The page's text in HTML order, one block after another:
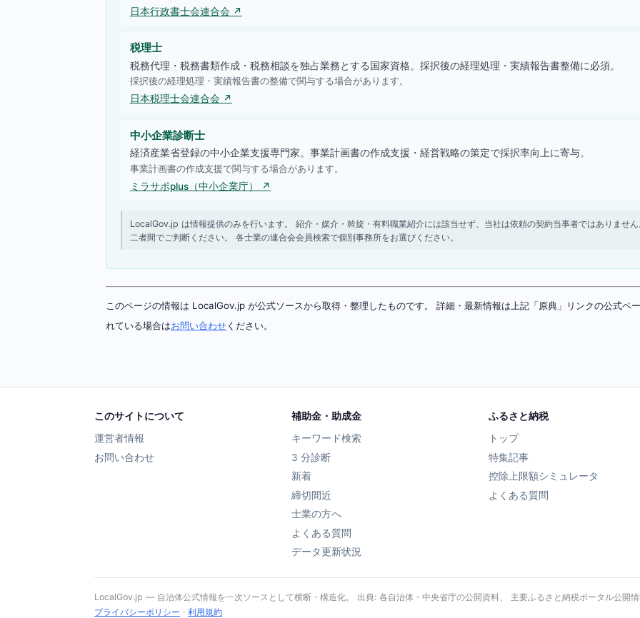
日本行政書士会連合会 ↗
税理士
税務代理・税務書類作成・税務相談を独占業務とする国家資格。採択後の経理処理・実績報告書整備に必須。
採択後の経理処理・実績報告書の整備で関与する場合があります。
日本税理士会連合会 ↗
中小企業診断士
経済産業省登録の中小企業支援専門家。事業計画書の作成支援・経営戦略の策定で採択率向上に寄与。
事業計画書の作成支援で関与する場合があります。
ミラサポplus（中小企業庁） ↗
LocalGov.jp は情報提供のみを行います。 紹介・媒介・斡旋・有料職業紹介には該当せず、当社は依頼の契約当事者ではありませ
二者間でご判断ください。 各士業の連合会会員検索で個別事務所をお選びください。
このページの情報は LocalGov.jp が公式ソースから取得・整理したものです。 詳細・最新情報は上記「原典」リンクの公式ペ
れている場合はお問い合わせください。
このサイトについて
運営者情報
お問い合わせ
補助金・助成金
キーワード検索
3 分診断
新着
締切間近
士業の方へ
よくある質問
データ更新状況
ふるさと納税
トップ
特集記事
控除上限額シミュレータ
よくある質問
LocalGov.jp — 自治体公式情報を一次ソースとして横断・構造化。 出典: 各自治体・中央省庁の公開資料、 主要ふるさと納税ポータル公
プライバシーポリシー · 利用規約